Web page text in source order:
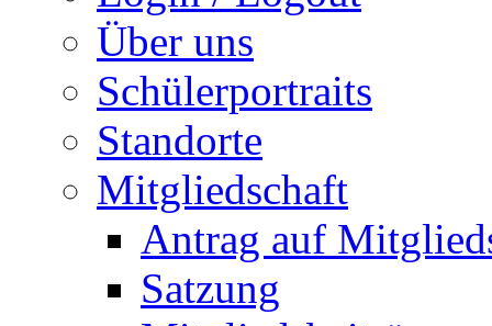
Über uns
Schülerportraits
Standorte
Mitgliedschaft
Antrag auf
Satzung